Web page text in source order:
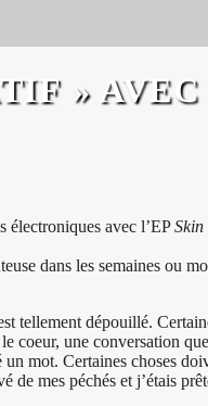
»
électroniques avec l’EPSkin
dans les semaines ou
tellement dépouillé.
coeur, une conversation
mot. Certaines choses
mes péchés et j’étais